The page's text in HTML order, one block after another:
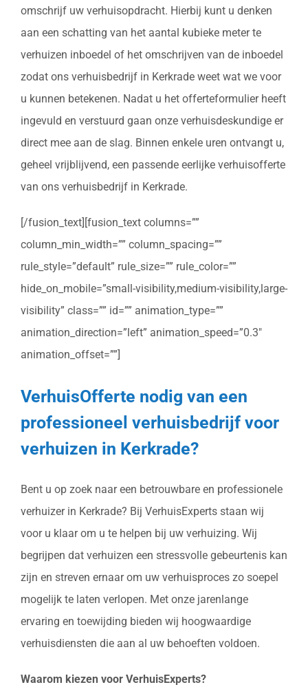
omschrijf uw verhuisopdracht. Hierbij kunt u denken
aan een schatting van het aantal kubieke meter te
verhuizen inboedel of het omschrijven van de inboedel
zodat ons verhuisbedrijf in Kerkrade weet wat we voor
u kunnen betekenen. Nadat u het offerteformulier heeft
ingevuld en verstuurd gaan onze verhuisdeskundige er
direct mee aan de slag. Binnen enkele uren ontvangt u,
geheel vrijblijvend, een passende eerlijke verhuisofferte
van ons verhuisbedrijf in Kerkrade.
[/fusion_text][fusion_text columns=””
column_min_width=”” column_spacing=””
rule_style=”default” rule_size=”” rule_color=””
hide_on_mobile=”small-visibility,medium-visibility,large-
visibility” class=”” id=”” animation_type=””
animation_direction=”left” animation_speed=”0.3″
animation_offset=””]
VerhuisOfferte nodig van een
professioneel verhuisbedrijf voor
verhuizen in Kerkrade?
Bent u op zoek naar een betrouwbare en professionele
verhuizer in Kerkrade? Bij VerhuisExperts staan wij
voor u klaar om u te helpen bij uw verhuizing. Wij
begrijpen dat verhuizen een stressvolle gebeurtenis kan
zijn en streven ernaar om uw verhuisproces zo soepel
mogelijk te laten verlopen. Met onze jarenlange
ervaring en toewijding bieden wij hoogwaardige
verhuisdiensten die aan al uw behoeften voldoen.
Waarom kiezen voor VerhuisExperts?